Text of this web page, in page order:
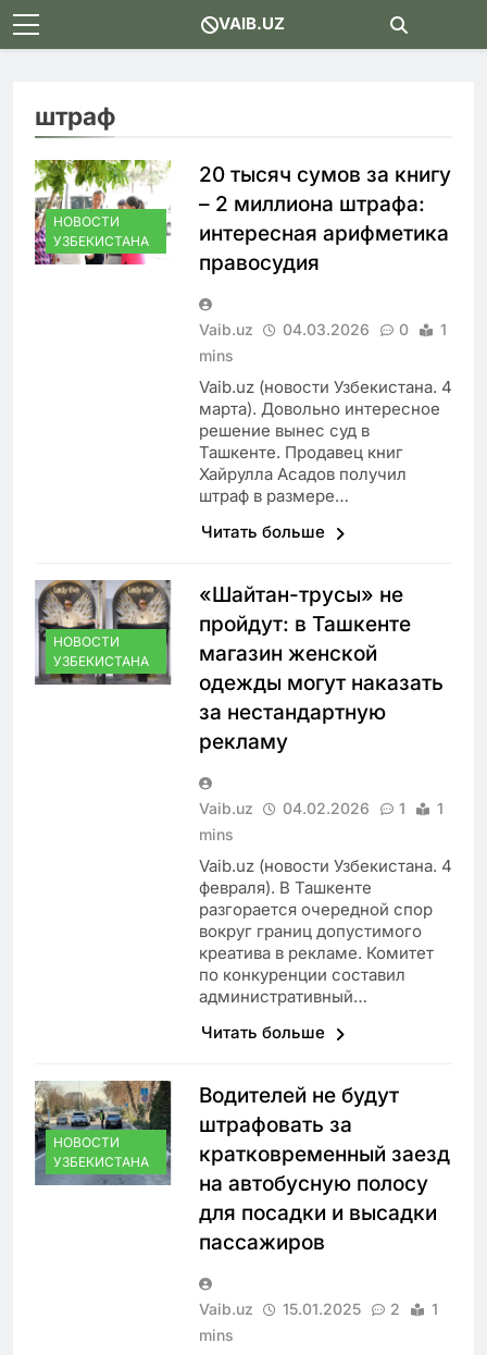
Skip
to
VAIB.UZ
штраф
НОВОСТИ
УЗБЕКИСТАНА
20 тысяч сумов за книгу
– 2 миллиона штрафа:
интересная арифметика
правосудия
Vaib.uz 04.03.2026 0
1
mins
Vaib.uz (новости Узбекистана. 4
марта). Довольно интересное
решение вынес суд в
Ташкенте. Продавец книг
Хайрулла Асадов получил
штраф в размере…
Читать больше
НОВОСТИ
УЗБЕКИСТАНА
«Шайтан-трусы» не
пройдут: в Ташкенте
магазин женской
одежды могут наказать
за нестандартную
рекламу
Vaib.uz 04.02.2026 1
1
mins
Vaib.uz (новости Узбекистана. 4
февраля). В Ташкенте
разгорается очередной спор
вокруг границ допустимого
креатива в рекламе. Комитет
по конкуренции составил
административный…
Читать больше
НОВОСТИ
УЗБЕКИСТАНА
Водителей не будут
штрафовать за
кратковременный заезд
на автобусную полосу
для посадки и высадки
пассажиров
Vaib.uz 15.01.2025 2
1
mins